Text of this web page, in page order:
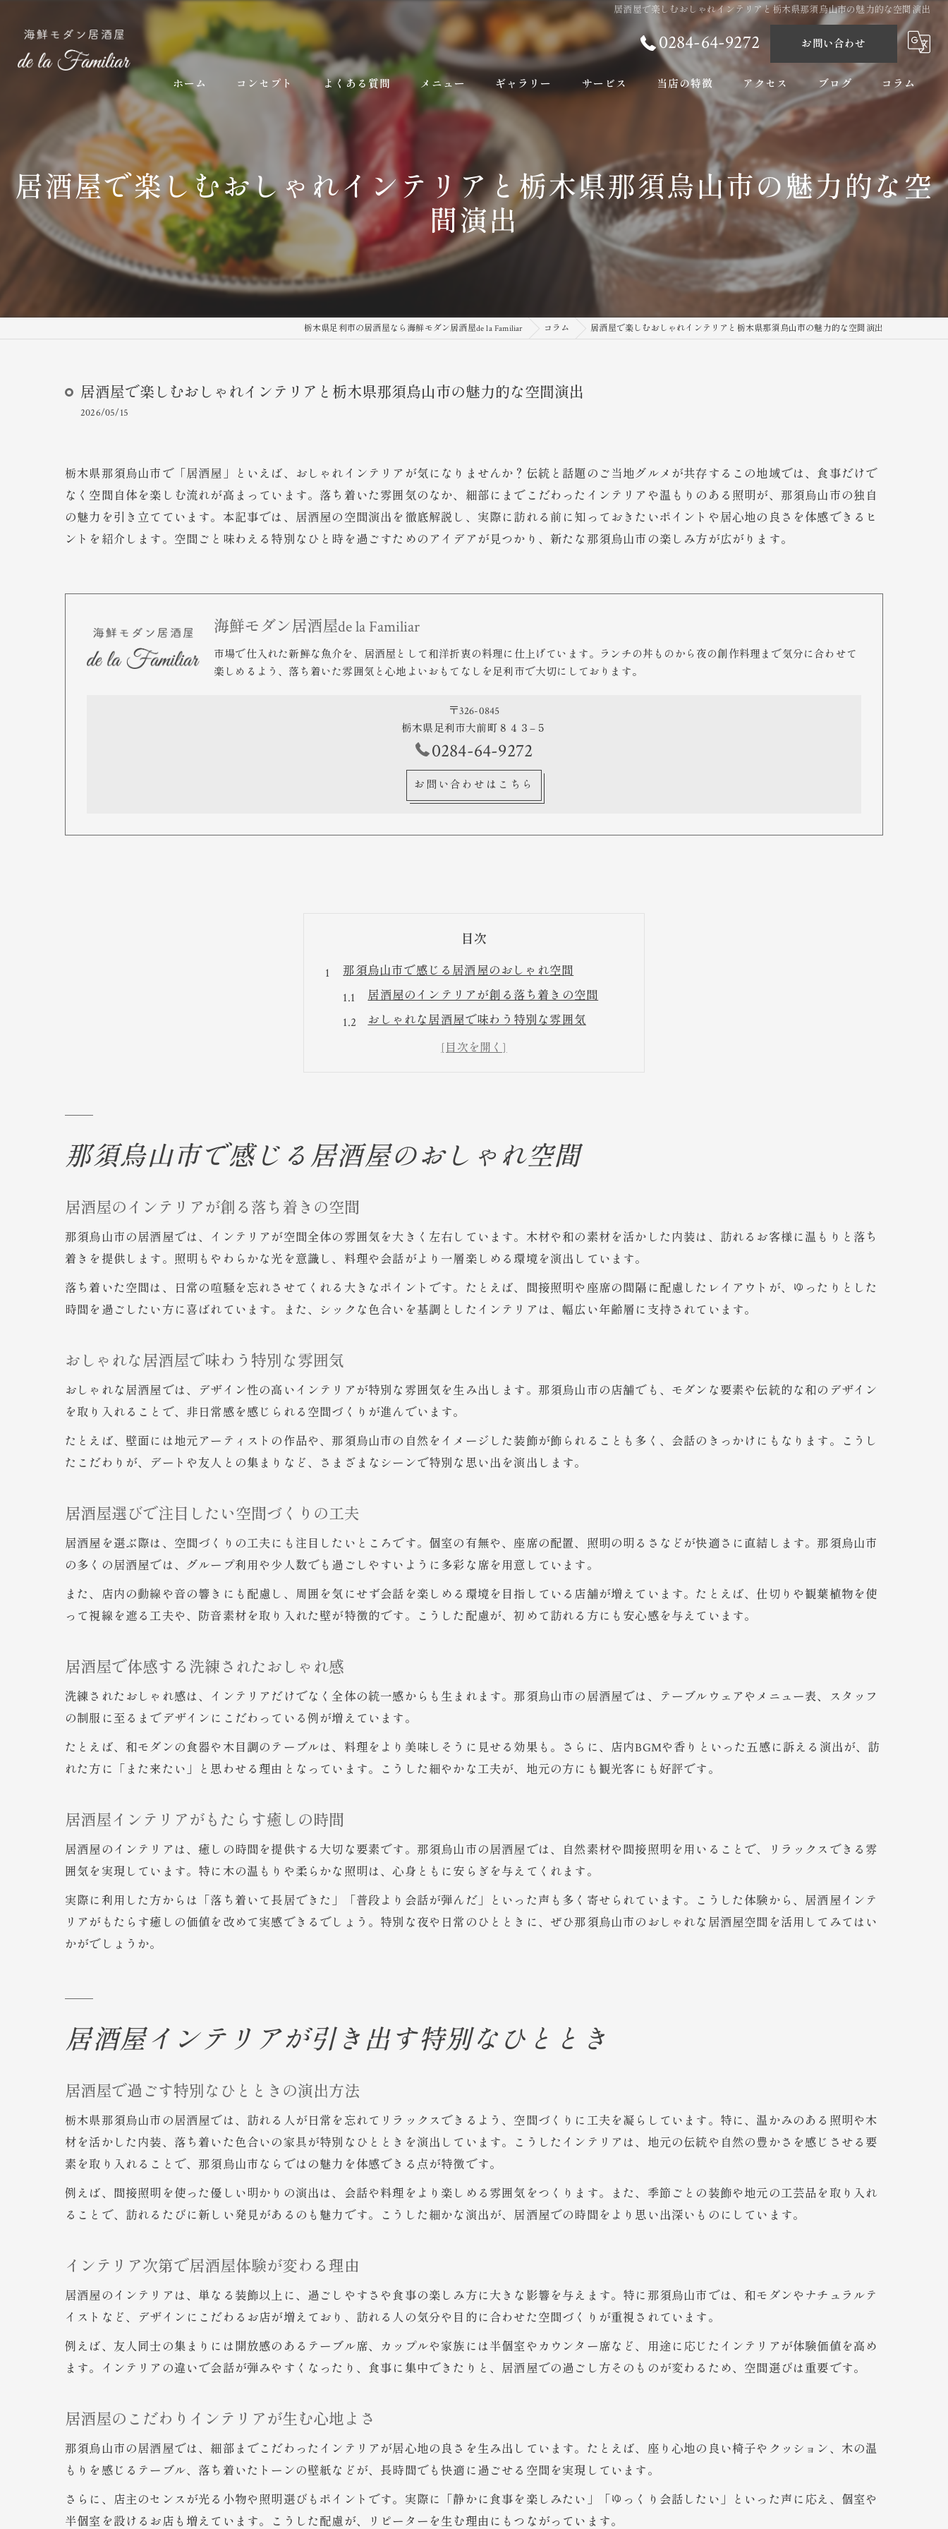
居酒屋で楽しむおしゃれインテリアと栃木県那須烏山市の魅力的な空間演出
0284-64-9272 お問い合わせ
ホーム コンセプト よくある質問 メニュー ギャラリー サービス 当店の特徴
ディナー
宴会
アクセス ブログ コラム
居酒屋で楽しむおしゃれインテリアと栃木県那須烏山市の魅力的な空
間演出
栃木県足利市の居酒屋なら海鮮モダン居酒屋de la Familiar コラム 居酒屋で楽しむおしゃれインテリアと栃木県那須烏山市の魅力的な空間演出
居酒屋で楽しむおしゃれインテリアと栃木県那須烏山市の魅力的な空間演出
2026/05/15
栃木県那須烏山市で「居酒屋」といえば、おしゃれインテリアが気になりませんか？伝統と話題のご当地グルメが共存するこの地域では、食事だけで
なく空間自体を楽しむ流れが高まっています。落ち着いた雰囲気のなか、細部にまでこだわったインテリアや温もりのある照明が、那須烏山市の独自
の魅力を引き立てています。本記事では、居酒屋の空間演出を徹底解説し、実際に訪れる前に知っておきたいポイントや居心地の良さを体感できるヒ
ントを紹介します。空間ごと味わえる特別なひと時を過ごすためのアイデアが見つかり、新たな那須烏山市の楽しみ方が広がります。
海鮮モダン居酒屋de la Familiar
市場で仕入れた新鮮な魚介を、居酒屋として和洋折衷の料理に仕上げています。ランチの丼ものから夜の創作料理まで気分に合わせて
楽しめるよう、落ち着いた雰囲気と心地よいおもてなしを足利市で大切にしております。
〒326-0845
栃木県足利市大前町８４３−５
0284-64-9272
お問い合わせはこちら
目次
那須烏山市で感じる居酒屋のおしゃれ空間
居酒屋のインテリアが創る落ち着きの空間
おしゃれな居酒屋で味わう特別な雰囲気
居酒屋選びで注目したい空間づくりの工夫
居酒屋で過ごす特別なひとときの演出方法
インテリア次第で居酒屋体験が変わる理由
インテリア重視の居酒屋ならではの楽しみ方
おしゃれな空間演出で楽しむ居酒屋体験
インテリアがおしゃれな居酒屋で得られる体験
空間演出が居酒屋の印象を左右するポイント
おしゃれな居酒屋体験を叶える工夫を解説
細部にこだわる居酒屋の温もりと魅力
細部までこだわる居酒屋の温もりを体感
居酒屋のインテリアが演出する安心感とは
居酒屋の細部がもたらす上質な寛ぎ時間
那須烏山市ならではの居酒屋で過ごす夜
居酒屋で味わう那須烏山市らしい夜の魅力
那須烏山市の居酒屋で楽しむ独自の空間美
那須烏山市の居酒屋で体験する癒しの夜
心地よさあふれる居酒屋インテリア探訪
インテリアで選ぶ居酒屋の過ごし方ガイド
那須烏山市で感じる居酒屋のおしゃれ空間
居酒屋のインテリアが創る落ち着きの空間
那須烏山市の居酒屋では、インテリアが空間全体の雰囲気を大きく左右しています。木材や和の素材を活かした内装は、訪れるお客様に温もりと落ち
着きを提供します。照明もやわらかな光を意識し、料理や会話がより一層楽しめる環境を演出しています。
落ち着いた空間は、日常の喧騒を忘れさせてくれる大きなポイントです。たとえば、間接照明や座席の間隔に配慮したレイアウトが、ゆったりとした
時間を過ごしたい方に喜ばれています。また、シックな色合いを基調としたインテリアは、幅広い年齢層に支持されています。
おしゃれな居酒屋で味わう特別な雰囲気
おしゃれな居酒屋では、デザイン性の高いインテリアが特別な雰囲気を生み出します。那須烏山市の店舗でも、モダンな要素や伝統的な和のデザイン
を取り入れることで、非日常感を感じられる空間づくりが進んでいます。
たとえば、壁面には地元アーティストの作品や、那須烏山市の自然をイメージした装飾が飾られることも多く、会話のきっかけにもなります。こうし
たこだわりが、デートや友人との集まりなど、さまざまなシーンで特別な思い出を演出します。
居酒屋選びで注目したい空間づくりの工夫
居酒屋を選ぶ際は、空間づくりの工夫にも注目したいところです。個室の有無や、座席の配置、照明の明るさなどが快適さに直結します。那須烏山市
の多くの居酒屋では、グループ利用や少人数でも過ごしやすいように多彩な席を用意しています。
また、店内の動線や音の響きにも配慮し、周囲を気にせず会話を楽しめる環境を目指している店舗が増えています。たとえば、仕切りや観葉植物を使
って視線を遮る工夫や、防音素材を取り入れた壁が特徴的です。こうした配慮が、初めて訪れる方にも安心感を与えています。
居酒屋で体感する洗練されたおしゃれ感
洗練されたおしゃれ感は、インテリアだけでなく全体の統一感からも生まれます。那須烏山市の居酒屋では、テーブルウェアやメニュー表、スタッフ
の制服に至るまでデザインにこだわっている例が増えています。
たとえば、和モダンの食器や木目調のテーブルは、料理をより美味しそうに見せる効果も。さらに、店内BGMや香りといった五感に訴える演出が、訪
れた方に「また来たい」と思わせる理由となっています。こうした細やかな工夫が、地元の方にも観光客にも好評です。
居酒屋インテリアがもたらす癒しの時間
居酒屋のインテリアは、癒しの時間を提供する大切な要素です。那須烏山市の居酒屋では、自然素材や間接照明を用いることで、リラックスできる雰
囲気を実現しています。特に木の温もりや柔らかな照明は、心身ともに安らぎを与えてくれます。
実際に利用した方からは「落ち着いて長居できた」「普段より会話が弾んだ」といった声も多く寄せられています。こうした体験から、居酒屋インテ
リアがもたらす癒しの価値を改めて実感できるでしょう。特別な夜や日常のひとときに、ぜひ那須烏山市のおしゃれな居酒屋空間を活用してみてはい
かがでしょうか。
居酒屋インテリアが引き出す特別なひととき
居酒屋で過ごす特別なひとときの演出方法
栃木県那須烏山市の居酒屋では、訪れる人が日常を忘れてリラックスできるよう、空間づくりに工夫を凝らしています。特に、温かみのある照明や木
材を活かした内装、落ち着いた色合いの家具が特別なひとときを演出しています。こうしたインテリアは、地元の伝統や自然の豊かさを感じさせる要
素を取り入れることで、那須烏山市ならではの魅力を体感できる点が特徴です。
例えば、間接照明を使った優しい明かりの演出は、会話や料理をより楽しめる雰囲気をつくります。また、季節ごとの装飾や地元の工芸品を取り入れ
ることで、訪れるたびに新しい発見があるのも魅力です。こうした細かな演出が、居酒屋での時間をより思い出深いものにしています。
インテリア次第で居酒屋体験が変わる理由
居酒屋のインテリアは、単なる装飾以上に、過ごしやすさや食事の楽しみ方に大きな影響を与えます。特に那須烏山市では、和モダンやナチュラルテ
イストなど、デザインにこだわるお店が増えており、訪れる人の気分や目的に合わせた空間づくりが重視されています。
例えば、友人同士の集まりには開放感のあるテーブル席、カップルや家族には半個室やカウンター席など、用途に応じたインテリアが体験価値を高め
ます。インテリアの違いで会話が弾みやすくなったり、食事に集中できたりと、居酒屋での過ごし方そのものが変わるため、空間選びは重要です。
居酒屋のこだわりインテリアが生む心地よさ
那須烏山市の居酒屋では、細部までこだわったインテリアが居心地の良さを生み出しています。たとえば、座り心地の良い椅子やクッション、木の温
もりを感じるテーブル、落ち着いたトーンの壁紙などが、長時間でも快適に過ごせる空間を実現しています。
さらに、店主のセンスが光る小物や照明選びもポイントです。実際に「静かに食事を楽しみたい」「ゆっくり会話したい」といった声に応え、個室や
半個室を設けるお店も増えています。こうした配慮が、リピーターを生む理由にもつながっています。
お問い合わせはこちら
お問い合わせはこちら